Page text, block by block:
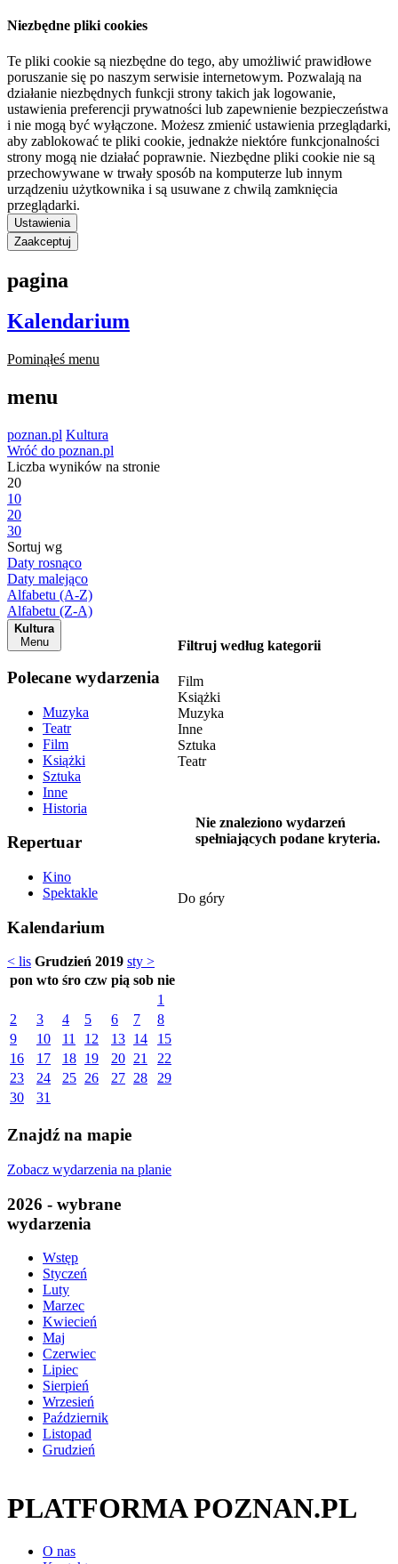
Niezbędne pliki cookies
Te pliki cookie są niezbędne do tego, aby umożliwić prawidłowe
poruszanie się po naszym serwisie internetowym. Pozwalają na
działanie niezbędnych funkcji strony takich jak logowanie,
ustawienia preferencji prywatności lub zapewnienie bezpieczeństwa
i nie mogą być wyłączone. Możesz zmienić ustawienia przeglądarki,
aby zablokować te pliki cookie, jednakże niektóre funkcjonalności
strony mogą nie działać poprawnie. Niezbędne pliki cookie nie są
przechowywane w trwały sposób na komputerze lub innym
urządzeniu użytkownika i są usuwane z chwilą zamknięcia
przeglądarki.
Ustawienia
Zaakceptuj
pagina
Kalendarium
Pominąłeś menu
menu
poznan.pl Kultura
Wróć do poznan.pl
Liczba wyników na stronie
20
10
20
30
Sortuj wg
Daty rosnąco
Daty malejąco
Alfabetu (A-Z)
Alfabetu (Z-A)
Kultura
Menu
Polecane wydarzenia
Muzyka
Teatr
Film
Książki
Sztuka
Inne
Historia
Repertuar
Kino
Spektakle
Kalendarium
< lis Grudzień 2019 sty >
pon wto śro czw pią sob nie
1
2
3 4 5 6 7
8
9
10 11 12 13 14
15
16
17 18 19 20 21
22
23
24 25 26 27 28
29
30
31
Znajdź na mapie
Zobacz wydarzenia na planie
2026 - wybrane
wydarzenia
Wstęp
Styczeń
Luty
Marzec
Kwiecień
Maj
Czerwiec
Lipiec
Sierpień
Wrzesień
Październik
Listopad
Grudzień
Filtruj według kategorii
Film
Książki
Muzyka
Inne
Sztuka
Teatr
Nie znaleziono wydarzeń
spełniających podane kryteria.
Do góry
PLATFORMA POZNAN.PL
O nas